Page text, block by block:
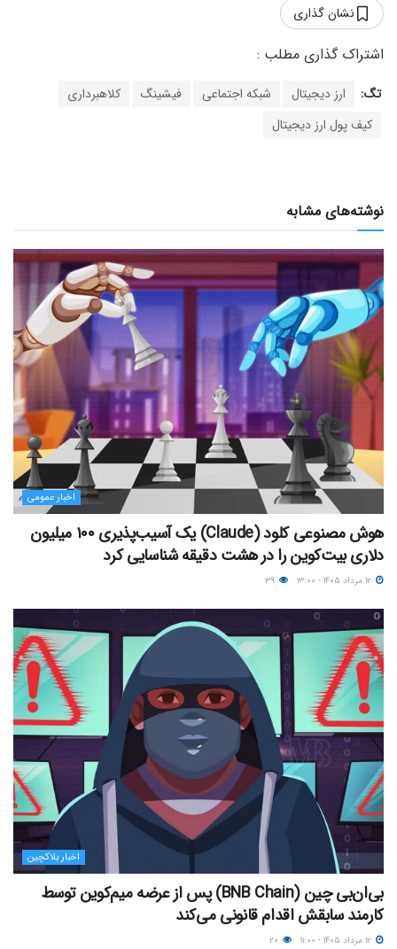
نشان گذاری
تگ: ارز دیجیتال شبکه اجتماعی فیشینگ
کلاهبرداری
کیف پول ارز دیجیتال
نوشته‌های مشابه
اخبار عمومی
هوش مصنوعی کلود (Claude) یک آسیب‌پذیری ۱۰۰ میلیون
دلاری بیت‌کوین را در هشت دقیقه شناسایی کرد
اخبار بلاکچین
بی‌ان‌بی چین (BNB Chain) پس از عرضه میم‌کوین توسط
کارمند سابقش اقدام قانونی می‌کند